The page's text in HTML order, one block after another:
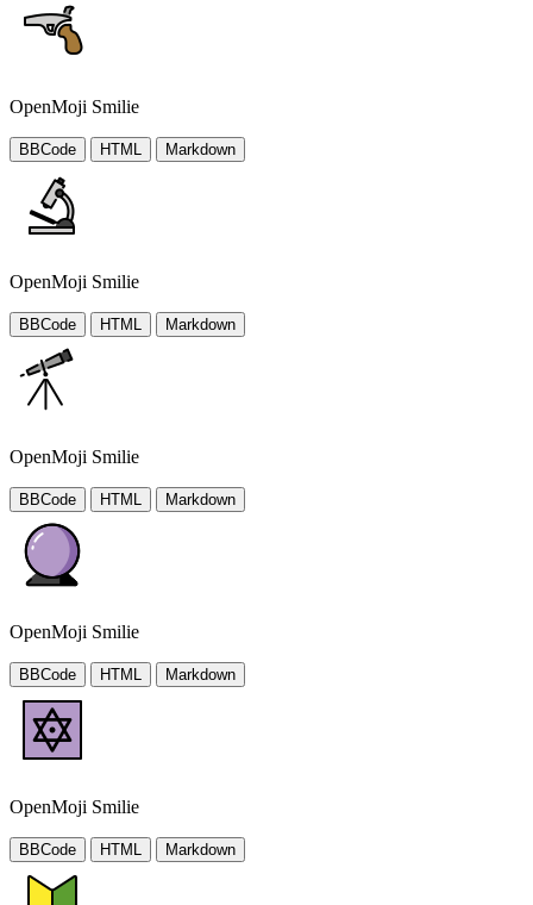
OpenMoji Smilie
BBCode HTML Markdown
OpenMoji Smilie
BBCode HTML Markdown
OpenMoji Smilie
BBCode HTML Markdown
OpenMoji Smilie
BBCode HTML Markdown
OpenMoji Smilie
BBCode HTML Markdown